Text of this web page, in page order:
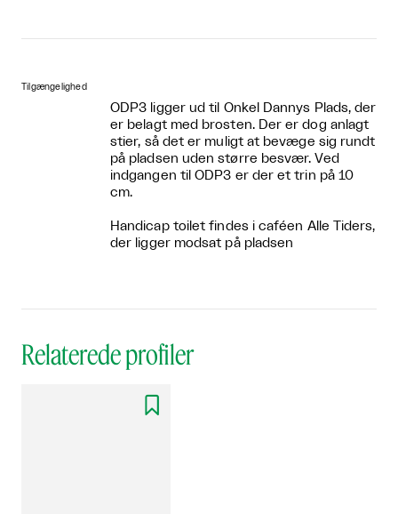
Tilgængelighed
ODP3 ligger ud til Onkel Dannys Plads, der
er belagt med brosten. Der er dog anlagt
stier, så det er muligt at bevæge sig rundt
på pladsen uden større besvær. Ved
indgangen til ODP3 er der et trin på 10
cm.
Handicap toilet findes i caféen Alle Tiders,
der ligger modsat på pladsen
Relaterede profiler
